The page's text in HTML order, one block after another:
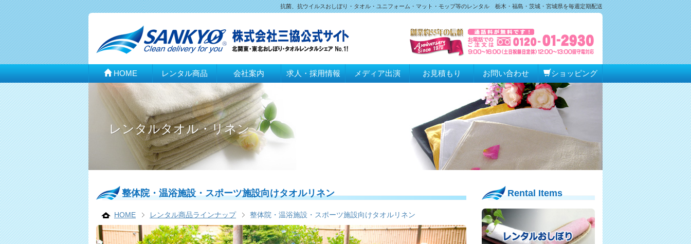
抗菌、抗ウイルスおしぼり・タオル・ユニフォーム・マット・モップ等のレンタル 栃木・福島・茨城・宮城県を毎週定期配送
HOME レンタル商品 会社案内 求人・採用情報 メディア出演 お見積もり お問い合わせ ショッピング
レンタルタオル・リネン
整体院・温浴施設・スポーツ施設向けタオルリネン
HOME レンタル商品ラインナップ 整体院・温浴施設・スポーツ施設向けタオルリネン
Rental Items